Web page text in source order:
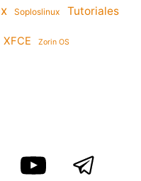
Soploslinux Tutoriales
XFCE Zorin OS